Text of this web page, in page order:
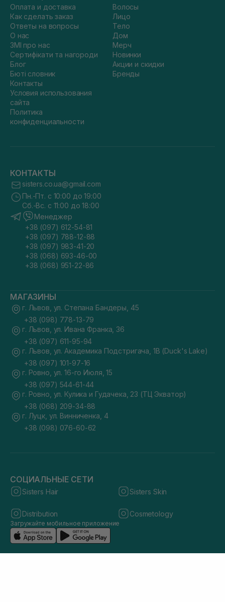
Оплата и доставка
Как сделать заказ
Ответы на вопросы
О нас
ЗМІ про нас
Сертифікати та нагороди
Блог
Бюті словник
Контакты
Условия использования
сайта
Политика
конфиденциальности
Волосы
Лицо
Тело
Дом
Мерч
Новинки
Акции и скидки
Бренды
КОНТАКТЫ
sisters.co.ua@gmail.com
Пн.-Пт. с 10:00 до 19:00
Сб.-Вс. с 11:00 до 18:00
Менеджер
+38 (097) 612-54-81
+38 (097) 788-12-88
+38 (097) 983-41-20
+38 (068) 693-46-00
+38 (068) 951-22-86
МАГАЗИНЫ
г. Львов, ул. Степана Бандеры, 45
+38 (098) 778-13-79
г. Львов, ул. Ивана Франка, 36
+38 (097) 611-95-94
г. Львов, ул. Академика Подстригача, 1В (Duck's Lake)
+38 (097) 101-97-16
г. Ровно, ул. 16-го Июля, 15
+38 (097) 544-61-44
г. Ровно, ул. Кулика и Гудачека, 23 (ТЦ Экватор)
+38 (068) 209-34-88
г. Луцк, ул. Винниченка, 4
+38 (098) 076-60-62
СОЦИАЛЬНЫЕ СЕТИ
Sisters Hair Sisters Skin
Distribution Cosmetology
Загружайте мобильное приложение